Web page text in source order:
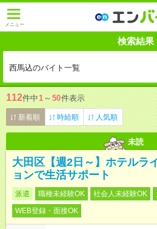
メニュー
検索結果
西馬込のバイト一覧
112件中1 ～ 50件表示
新着順 時給順 人気順
未読
大田区【週2日～】ホテルラ
ョンで生活サポート
派遣 職種未経験OK 社会人未経験OK
WEB登録・面接OK